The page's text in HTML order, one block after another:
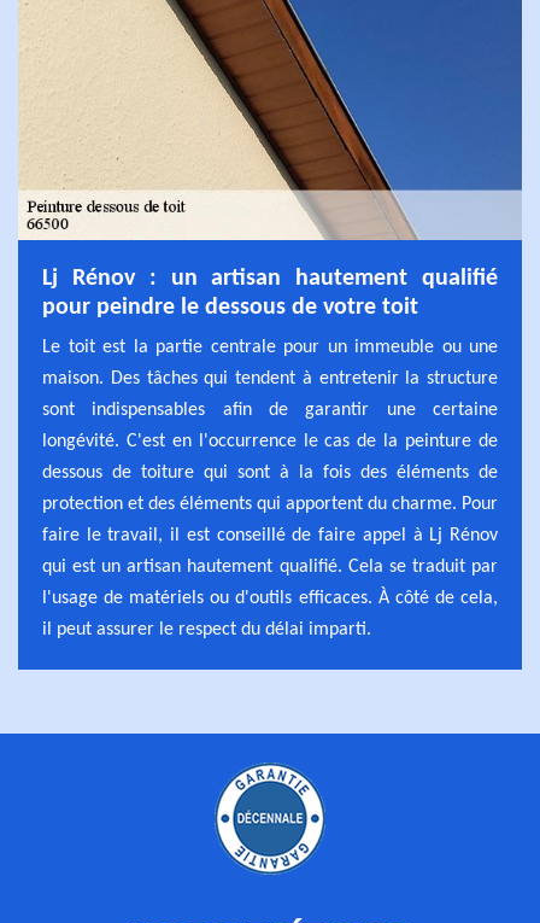
Lj Rénov : un artisan hautement qualifié
pour peindre le dessous de votre toit
Le toit est la partie centrale pour un immeuble ou une
maison. Des tâches qui tendent à entretenir la structure
sont indispensables afin de garantir une certaine
longévité. C'est en l'occurrence le cas de la peinture de
dessous de toiture qui sont à la fois des éléments de
protection et des éléments qui apportent du charme. Pour
faire le travail, il est conseillé de faire appel à Lj Rénov
qui est un artisan hautement qualifié. Cela se traduit par
l'usage de matériels ou d'outils efficaces. À côté de cela,
il peut assurer le respect du délai imparti.